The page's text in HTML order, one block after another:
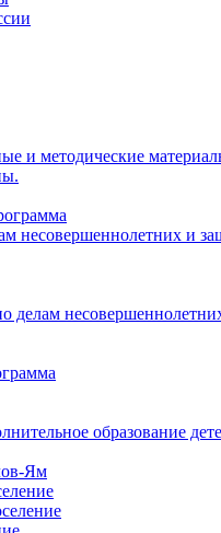
и методические
несовершеннолетних и
делам
образование
Ям